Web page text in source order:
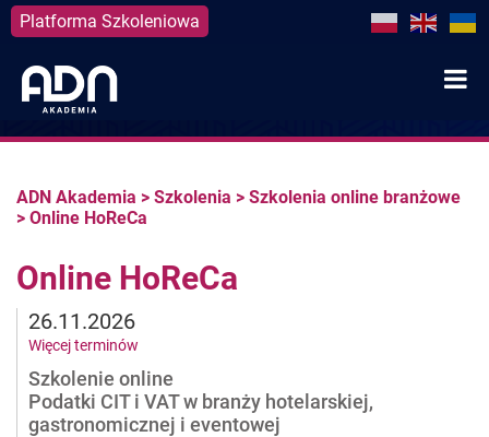
Platforma Szkoleniowa
content
ADN Akademia > Szkolenia > Szkolenia online branżowe
> Online HoReCa
Online HoReCa
Szkolenie online
Podatki CIT i VAT w branży hotelarskiej,
gastronomicznej i eventowej
26.11.2026
Więcej terminów